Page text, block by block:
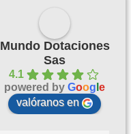
Mundo Dotaciones
Sas
4.1
powered by Goog e
valóranos en